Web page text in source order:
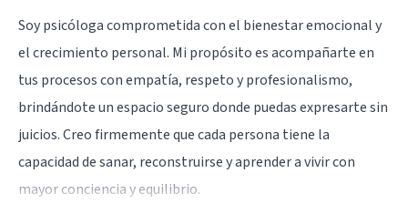
Soy psicóloga comprometida con el bienestar emocional y
el crecimiento personal. Mi propósito es acompañarte en
tus procesos con empatía, respeto y profesionalismo,
brindándote un espacio seguro donde puedas expresarte sin
juicios. Creo firmemente que cada persona tiene la
capacidad de sanar, reconstruirse y aprender a vivir con
mayor conciencia y equilibrio.